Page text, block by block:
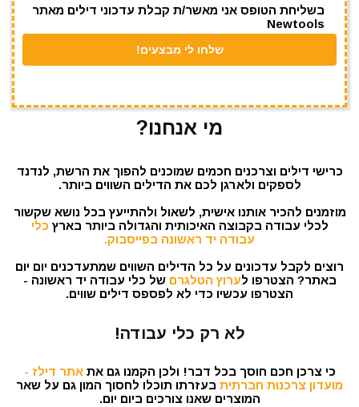
בשליחת הטופס אני מאשר/ת קבלת עדכוני דילים מאתר
Newtools
מי אנחנו?
כרישי דילים וצרכנים חכמים שמוכנים להפוך את הרשת, לנדנד
לספקים ולארגן לכם את הדילים השווים ביותר.
מוזמנים להכיר אותנו אישית, לשאול ולהתייעץ בכל נושא שקשור
לכלי עבודה בקבוצה האיכותית והגדולה ביותר בארץ כלי
עבודה יד ראשונה בפייסבוק.
רוצים לקבל עדכונים על כל הדילים השווים שמתעדכנים יום יום
באתר? הצטרפו לערוץ הטלגרם של כלי עבודה יד ראשונה -
הצטרפו עכשיו כדי לא לפספס דילים שווים.
לא רק כלי עבודה!
כי צרכן חכם חוסך בכל דבר! ולכן הקמנו גם אתאתר דילז -
מועדון צרכנות חברתית בעזרתו תוכלו לחסוך המון גם על שאר
המוצרים שאנו צורכים ביום יום.